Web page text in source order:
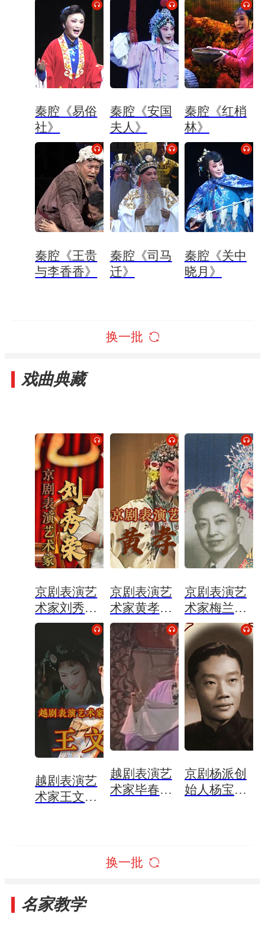
秦腔《易俗
社》
秦腔《安国
夫人》
秦腔《红梢
林》
秦腔《王贵
与李香香》
秦腔《司马
迁》
秦腔《关中
晓月》
换一批
戏曲典藏
京剧表演艺
术家刘秀荣
专辑
京剧表演艺
术家黄孝慈
专辑
京剧表演艺
术家梅兰芳
专辑
越剧表演艺
术家王文娟
越剧表演艺
术家毕春芳
京剧杨派创
始人杨宝森
换一批
名家教学